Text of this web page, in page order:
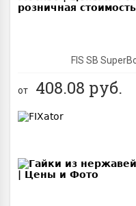
FIS SB
от 408.08 руб.